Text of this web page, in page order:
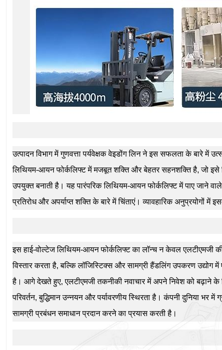
उत्पादन विभाग में गुणवत्ता पर्यवेक्षक वेइडोंग लिन ने इस सफलता के बारे में
लिथियम-आयन फोर्कलिफ्ट में मजबूत शक्ति और बेहतर सहनशक्ति है, जो इसे
उपयुक्त बनाती है। यह पारंपरिक लिथियम-आयन फोर्कलिफ्ट में पाए जाने
प्रतिरोध और अपर्याप्त शक्ति के बारे में चिंताएं। व्यावहारिक अनुप्रयोगों में
इस हाई-वोल्टेज लिथियम-आयन फोर्कलिफ्ट का लॉन्च न केवल एलटीएमजी
विस्तार करता है, बल्कि लॉजिस्टिक्स और सामग्री हैंडलिंग उपकरण उद्योग में
है। आगे देखते हुए, एलटीएमजी तकनीकी नवाचार में अपने निवेश को बढ़ाने के
परिवर्तन, बुद्धिमान उन्नयन और पर्यावरणीय स्थिरता है। कंपनी दुनिया भर में
सामग्री प्रबंधन समाधान प्रदान करने का प्रयास करती है।